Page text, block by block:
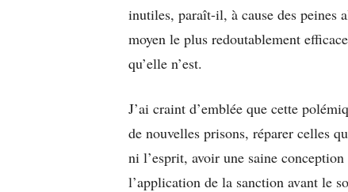
inutiles, paraît-il, à cause des peines
moyen le plus redoutablement
qu’elle n’est.
J’ai craint d’emblée que cette
de nouvelles prisons, réparer celles
ni l’esprit, avoir une saine
l’application de la sanction avant le